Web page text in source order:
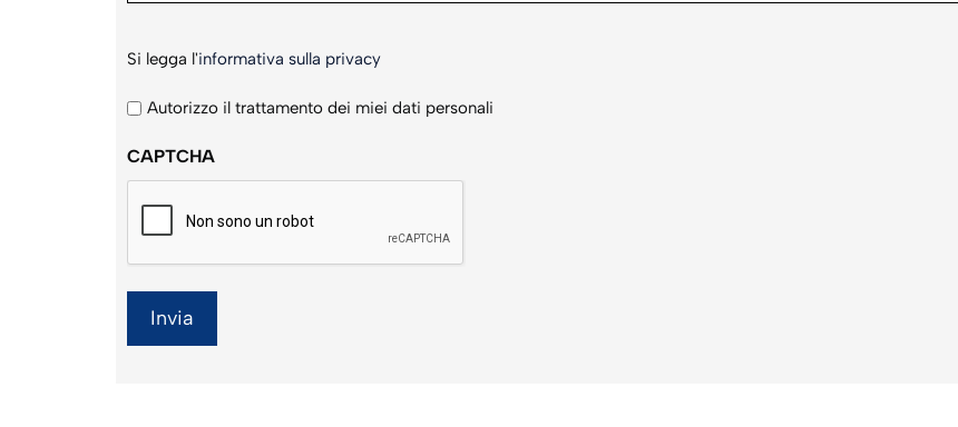
legga
l'informativa
privacy
Si legga l'informativa sulla privacy
Autorizzo il trattamento dei miei dati personali
CAPTCHA